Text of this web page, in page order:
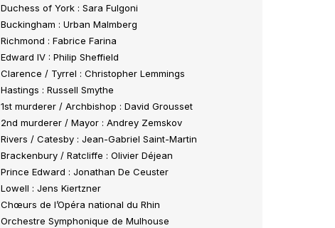
Duchess of York : Sara Fulgoni
Buckingham : Urban Malmberg
Richmond : Fabrice Farina
Edward IV : Philip Sheffield
Clarence / Tyrrel : Christopher Lemmings
Hastings : Russell Smythe
1st murderer / Archbishop : David Grousset
2nd murderer / Mayor : Andrey Zemskov
Rivers / Catesby : Jean-Gabriel Saint-Martin
Brackenbury / Ratcliffe : Olivier Déjean
Prince Edward : Jonathan De Ceuster
Lowell : Jens Kiertzner
Chœurs de l’Opéra national du Rhin
Orchestre Symphonique de Mulhouse